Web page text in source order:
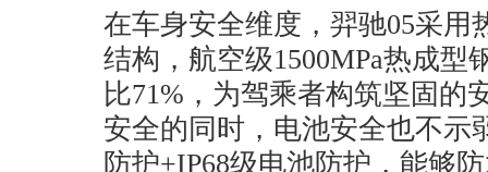
在车身安全维度，羿驰05采用
结构，航空级1500MPa热成型
比71%，为驾乘者构筑坚固的
安全的同时，电池安全也不示
防护+IP68级电池防护，能够